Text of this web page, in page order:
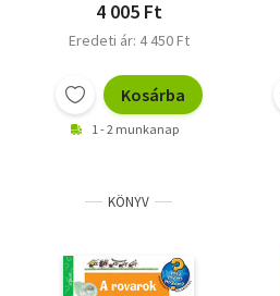
4 005 Ft
Eredeti ár: 4 450 Ft
Kosárba
1 - 2 munkanap
KÖNYV